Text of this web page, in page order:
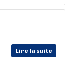
Lire la suite